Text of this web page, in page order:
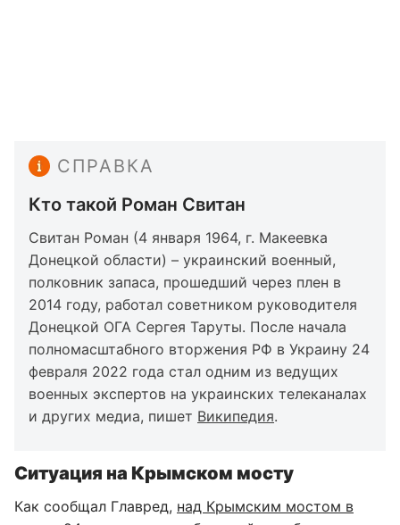
СПРАВКА
Кто такой Роман Свитан
Свитан Роман (4 января 1964, г. Макеевка
Донецкой области) – украинский военный,
полковник запаса, прошедший через плен в
2014 году, работал советником руководителя
Донецкой ОГА Сергея Таруты. После начала
полномасштабного вторжения РФ в Украину 24
февраля 2022 года стал одним из ведущих
военных экспертов на украинских телеканалах
и других медиа, пишет Википедия.
Ситуация на Крымском мосту
Как сообщал Главред, над Крымским мостом в